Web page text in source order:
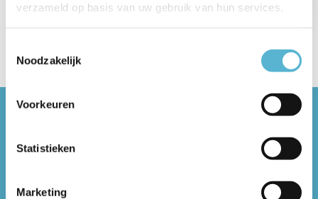
verzameld op basis van uw gebruik van hun services.
Noodzakelijk
Voorkeuren
Statistieken
Marketing
Tags
Bel onze Lichtplaza
Zaandam: 075-6121935